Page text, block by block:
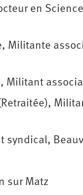
en
Militante
Militant
syndical,
sur Matz